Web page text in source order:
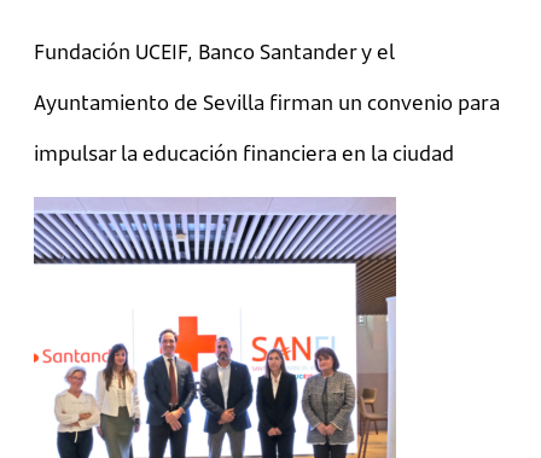
Fundación UCEIF, Banco Santander y el
Ayuntamiento de Sevilla firman un convenio para
impulsar la educación financiera en la ciudad